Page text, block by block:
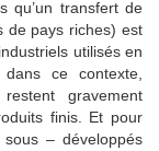
qu’un transfert de
de pays riches) est
utilisés en
ce contexte,
gravement
finis. Et pour
– développés